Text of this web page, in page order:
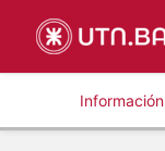
Información